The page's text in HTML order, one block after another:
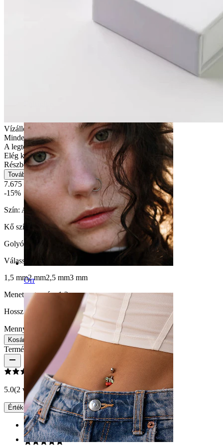
Orr
Vízálló
Mindennapi használat
A legtöbb bőrtípusra alkalmas
Elég könnyű
Részben tartós
Tovább
7.675 Ft
9.029 Ft
-15%
Szín: Arany
Kő színe:
Átlátszó
Golyóméret
Válasszon Golyóméret
1,5 mm2 mm2,5 mm3 mm
Menetvastagság:1,2 mm
Hossz:
Mennyiség: 1
Kosárba
Termékértékelések
5.0(2 vélemény)
Értékelés írása
Rating